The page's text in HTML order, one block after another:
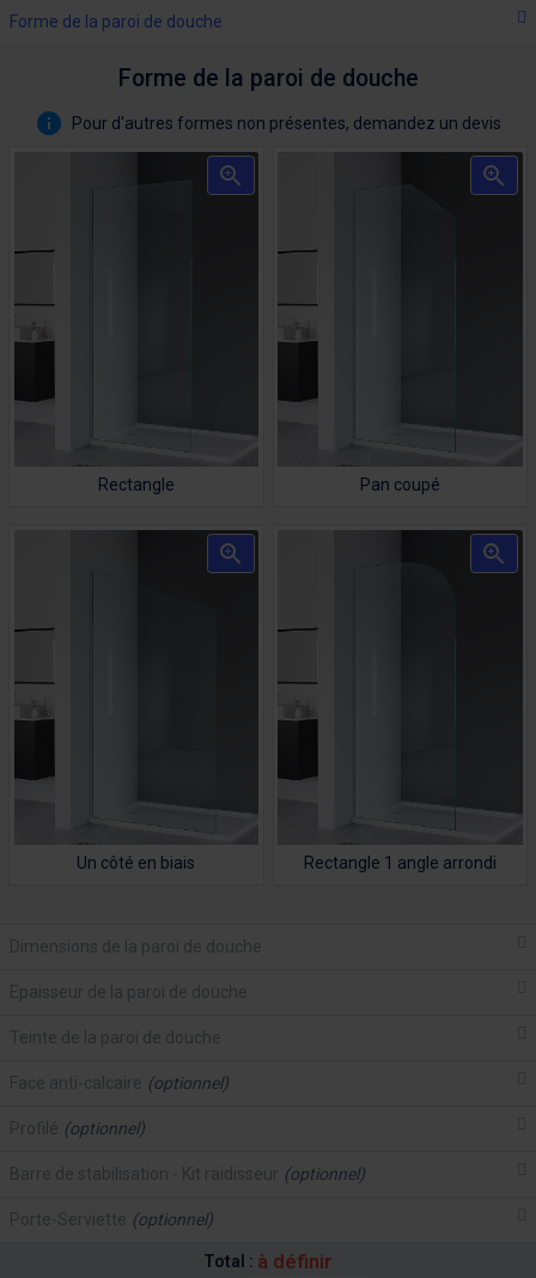
Forme de la paroi de douche
Forme de la paroi de douche
Pour d'autres formes non présentes, demandez un devis
Rectangle Pan coupé
Un côté en biais Rectangle 1 angle arrondi
Dimensions de la paroi de douche
Epaisseur de la paroi de douche
Teinte de la paroi de douche
Face anti-calcaire (optionnel)
Profilé (optionnel)
Barre de stabilisation - Kit raidisseur (optionnel)
Porte-Serviette (optionnel)
Total : à définir